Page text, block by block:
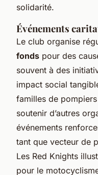
solidarité.
Événements
Le club organise
fonds pour des
souvent à des
impact social
familles de
soutenir d’autres
événements
tant que vecteur de
Les Red Knights
pour le